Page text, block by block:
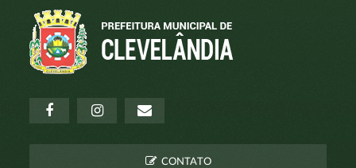
CONTATO